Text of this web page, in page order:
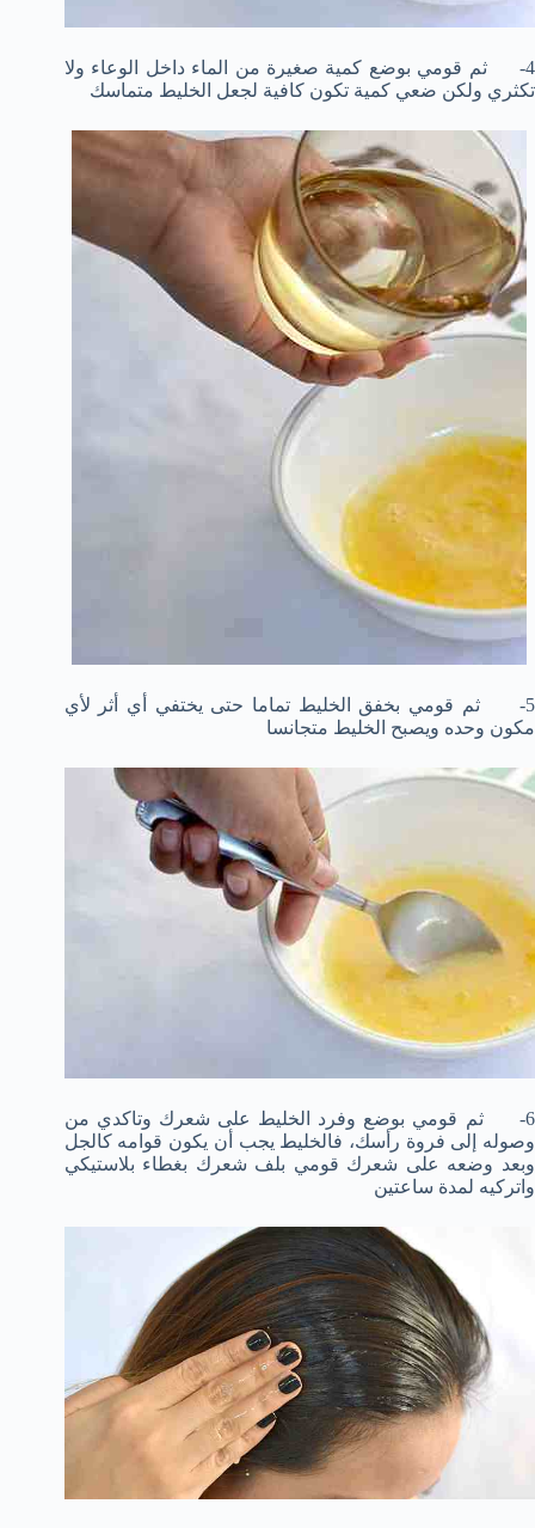
4- ثم قومي بوضع كمية صغيرة من الماء داخل الوعاء ولا
تكثري ولكن ضعي كمية تكون كافية لجعل الخليط متماسك
5- ثم قومي بخفق الخليط تماما حتى يختفي أي أثر لأي
مكون وحده ويصبح الخليط متجانسا
6- ثم قومي بوضع وفرد الخليط على شعرك وتاكدي من
وصوله إلى فروة رأسك، فالخليط يجب أن يكون قوامه كالجل
وبعد وضعه على شعرك قومي بلف شعرك بغطاء بلاستيكي
واتركيه لمدة ساعتين